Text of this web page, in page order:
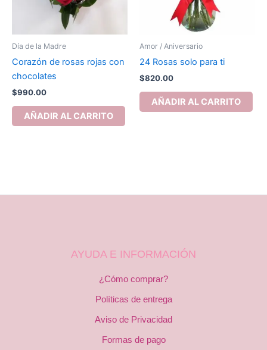
Día de la Madre
Corazón de rosas rojas con
chocolates
$990.00
AÑADIR AL CARRITO
Amor / Aniversario
24 Rosas solo para ti
$820.00
AÑADIR AL CARRITO
AYUDA E INFORMACIÓN
¿Cómo comprar?
Políticas de entrega
Aviso de Privacidad
Formas de pago